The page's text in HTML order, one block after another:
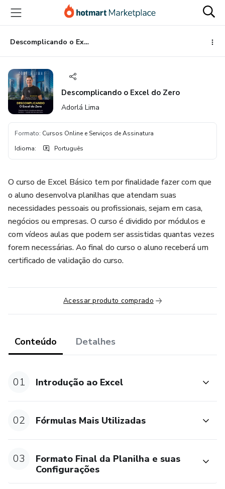
para
conteúdo
principal
para
pagamento
para
rodapé
Descomplicando o Excel do Zero
Descomplicando o Excel do Zero
Adorlá Lima
Formato: Cursos Online e Serviços de Assinatura
Idioma: Português
O curso de Excel Básico tem por finalidade fazer com que
o aluno desenvolva planilhas que atendam suas
necessidades pessoais ou profissionais, sejam em casa,
negócios ou empresas. O curso é dividido por módulos e
com vídeos aulas que podem ser assistidas quantas vezes
forem necessárias. Ao final do curso o aluno receberá um
certificado de validação do curso.
Acessar produto comprado
Conteúdo Detalhes
01 Introdução ao Excel
02 Fórmulas Mais Utilizadas
03
Formato Final da Planilha e suas
Configurações